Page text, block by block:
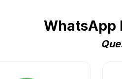
WhatsApp